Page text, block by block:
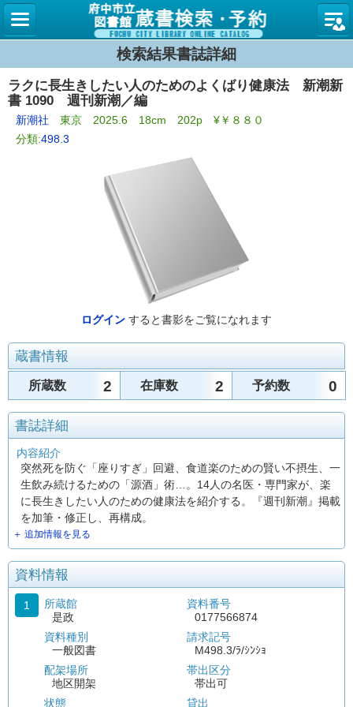
図書館
検索結果書誌詳細
ラクに長生きしたい人のためのよくばり健康法 新潮新
書 1090 週刊新潮／編
新潮社 東京 2025.6 18cm 202p ¥￥８８０
分類:498.3
ログイン すると書影をご覧になれます
蔵書情報
所蔵数 2 在庫数 2 予約数 0
書誌詳細
内容紹介
突然死を防ぐ「座りすぎ」回避、食道楽のための賢い不摂生、一
生飲み続けるための「源酒」術…。14人の名医・専門家が、楽
に長生きしたい人のための健康法を紹介する。『週刊新潮』掲載
を加筆・修正し、再構成。
＋ 追加情報を見る
資料情報
1
所蔵館
是政
資料種別
一般図書
配架場所
地区開架
状態
資料番号
0177566874
請求記号
M498.3/ﾗ/ｼﾝｼｮ
帯出区分
帯出可
貸出